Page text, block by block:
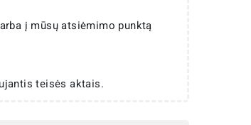
į mūsų atsiėmimo punktą
teisės aktais.